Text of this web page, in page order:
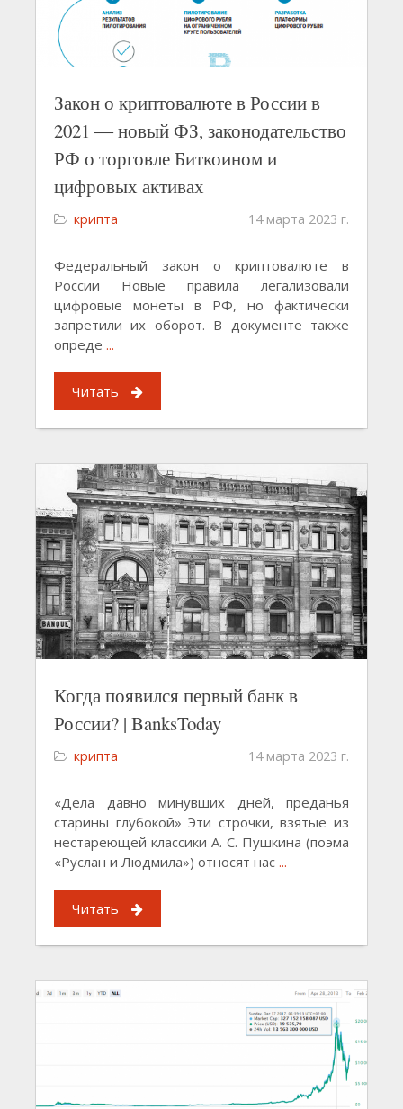
Закон о криптовалюте в России в
2021 ― новый ФЗ, законодательство
РФ о торговле Биткоином и
цифровых активах
крипта 14 марта 2023 г.
Федеральный закон о криптовалюте в
России Новые правила легализовали
цифровые монеты в РФ, но фактически
запретили их оборот. В документе также
опреде ...
Читать
Когда появился первый банк в
России? | BanksToday
крипта 14 марта 2023 г.
«Дела давно минувших дней, преданья
старины глубокой» Эти строчки, взятые из
нестареющей классики А. С. Пушкина (поэма
«Руслан и Людмила») относят нас ...
Читать